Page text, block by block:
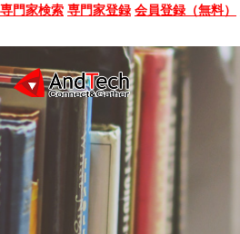
専門家検索 専門家登録 会員登録（無料）
SEMINAR
BOOK
CONSULTING